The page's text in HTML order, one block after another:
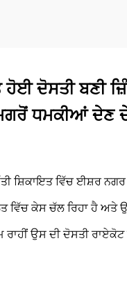
ਦੋਸਤੀ ਬਣੀ
ਧਮਕੀਆਂ ਦੇਣ
ਸ਼ਿਕਾਇਤ ਵਿੱਚ ਈਸ਼ਰ
ਵਿੱਚ ਕੇਸ ਚੱਲ ਰਿਹਾ ਹੈ ਅਤੇ
ਉਸ ਦੀ ਦੋਸਤੀ